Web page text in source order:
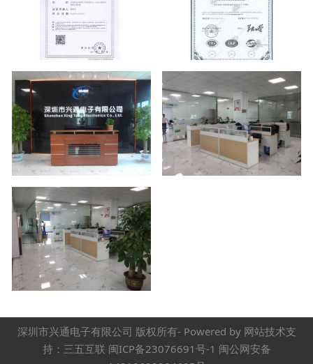
深圳市兴通电子有限公司 版权所有- Powered by 网站技术支
持：三五互联 闽ICP备23076691号-1 闽公网安备